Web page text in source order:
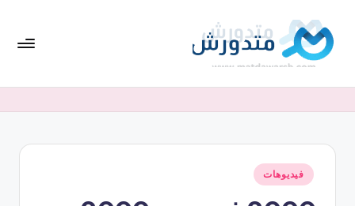
التجاوز
بي
مت
والخصومات
كوبونات
أكواد
الخصم
نُشر
في
فيديوهات